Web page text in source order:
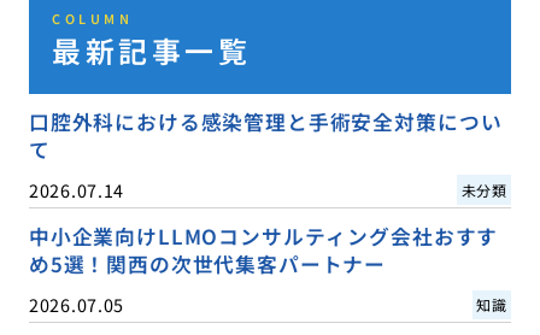
COLUMN
最新記事一覧
口腔外科における感染管理と手術安全対策につい
て
2026.07.14 未分類
中小企業向けLLMOコンサルティング会社おすす
め5選！関西の次世代集客パートナー
2026.07.05 知識